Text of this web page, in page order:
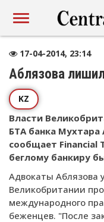
17-04-2014, 23:14
Аблязова
KZ
Власти
БТА банка Мухтара
сообщает Financial
беглому банкиру
Адвокаты Аблязова
Великобритании
международного
беженцев. "После